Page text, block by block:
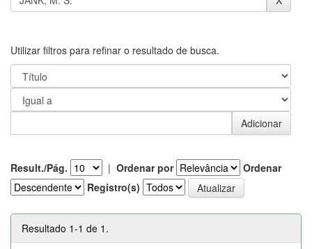
Utilizar filtros para refinar o resultado de busca.
Result./Pág. | Ordenar por
Ordenar
Registro(s)
Resultado 1-1 de 1.